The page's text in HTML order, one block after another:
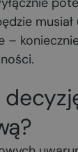
musiał
–